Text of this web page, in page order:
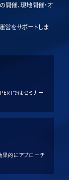
開催、現地開催・オ
営をサポートしま
ではセミナー
果的にアプローチ